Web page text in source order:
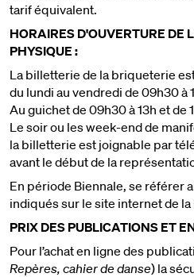
tarif équivalent.
HORAIRES D'OUVERTURE DE
PHYSIQUE :
La billetterie de la briqueterie
du lundi au vendredi de 09h30 à
Au guichet de 09h30 à 13h et de
Le soir ou les week-end de
la billetterie est joignable par
avant le début de la
En période Biennale, se référer
indiqués sur le site internet de
PRIX DES PUBLICATIONS ET
Pour l’achat en ligne des
Repères, cahier de danse) la